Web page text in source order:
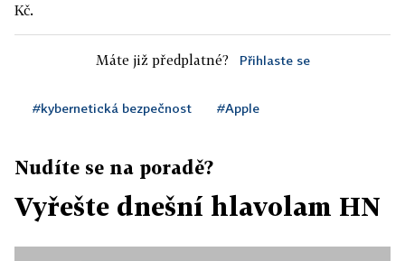
Kč.
Máte již předplatné? Přihlaste se
#kybernetická bezpečnost #Apple
Nudíte se na poradě?
Vyřešte dnešní hlavolam HN